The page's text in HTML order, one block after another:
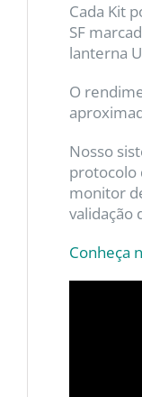
Cada Kit
SF
lanterna
O
Nosso
protocolo
monitor
validação
Conheça